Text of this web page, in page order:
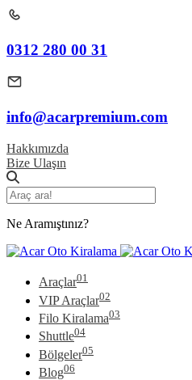
0312 280 00 31
info@acarpremium.com
Hakkımızda
Bize Ulaşın
Ne Aramıştınız?
Araçlar01
VIP Araçlar02
Filo Kiralama03
Shuttle04
Bölgeler05
Blog06